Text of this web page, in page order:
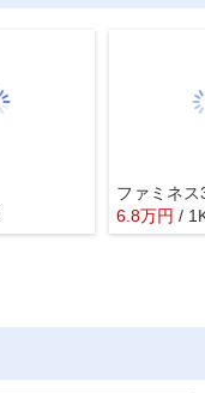
ファミネス
6.8万円 /